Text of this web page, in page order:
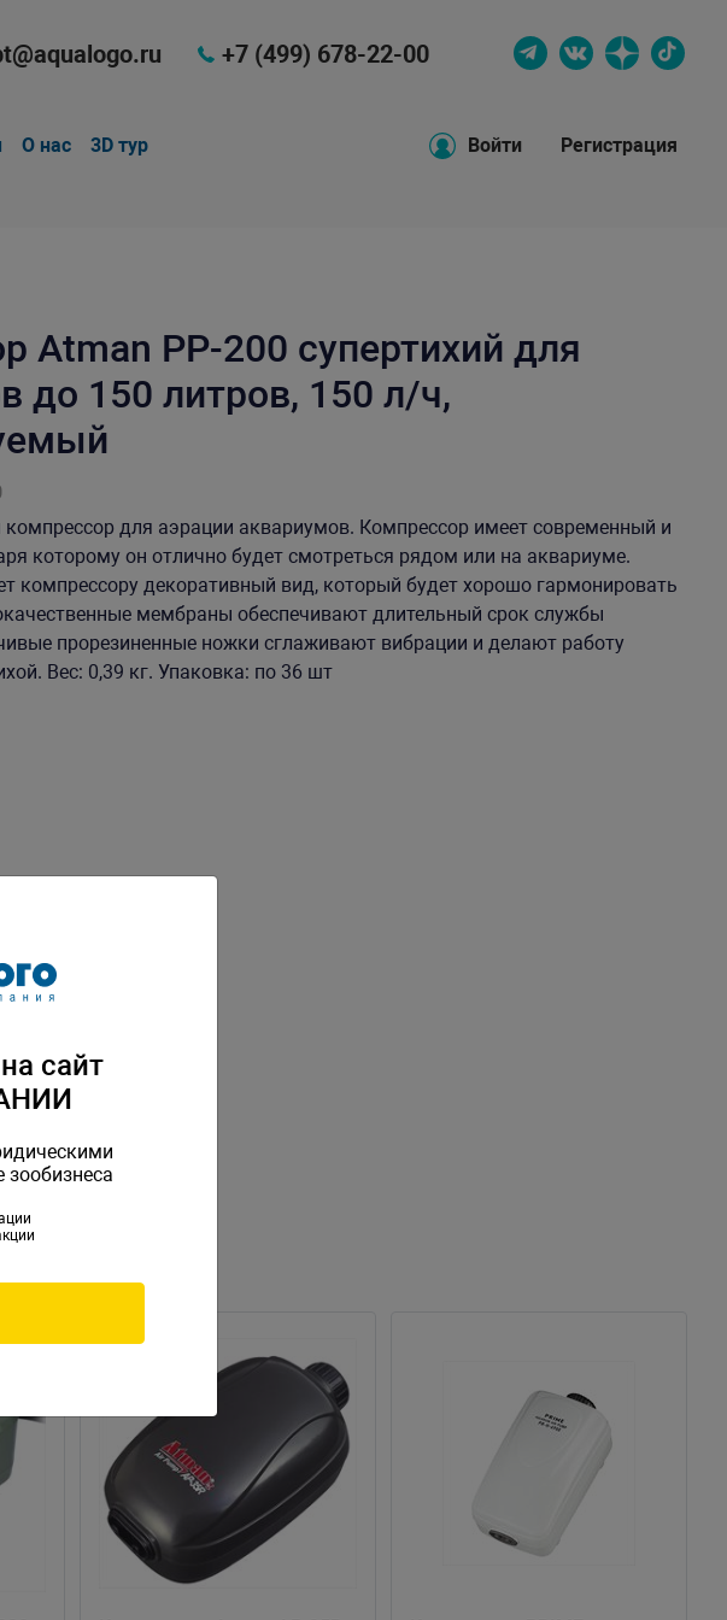
+7 (499) 678-22-00
О нас 3D тур Войти Регистрация
Atman PP-200 супертихий для
до 150 литров, 150 л/ч,
для аэрации аквариумов. Компрессор имеет современный и
которому он отлично будет смотреться рядом или на аквариуме.
компрессору декоративный вид, который будет хорошо гармонировать
мембраны обеспечивают длительный срок службы
прорезиненные ножки сглаживают вибрации и делают работу
Вес: 0,39 кг. Упаковка: по 36 шт
сайт